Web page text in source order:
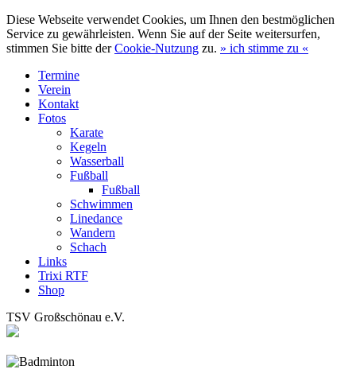
Diese Webseite verwendet Cookies, um Ihnen den bestmöglichen
Service zu gewährleisten. Wenn Sie auf der Seite weitersurfen,
stimmen Sie bitte derCookie-Nutzung zu. » ich stimme zu «
Termine
Verein
Kontakt
Fotos
Karate
Kegeln
Wasserball
Fußball
Fußball
Schwimmen
Linedance
Wandern
Schach
Links
Trixi RTF
Shop
TSV Großschönau e.V.